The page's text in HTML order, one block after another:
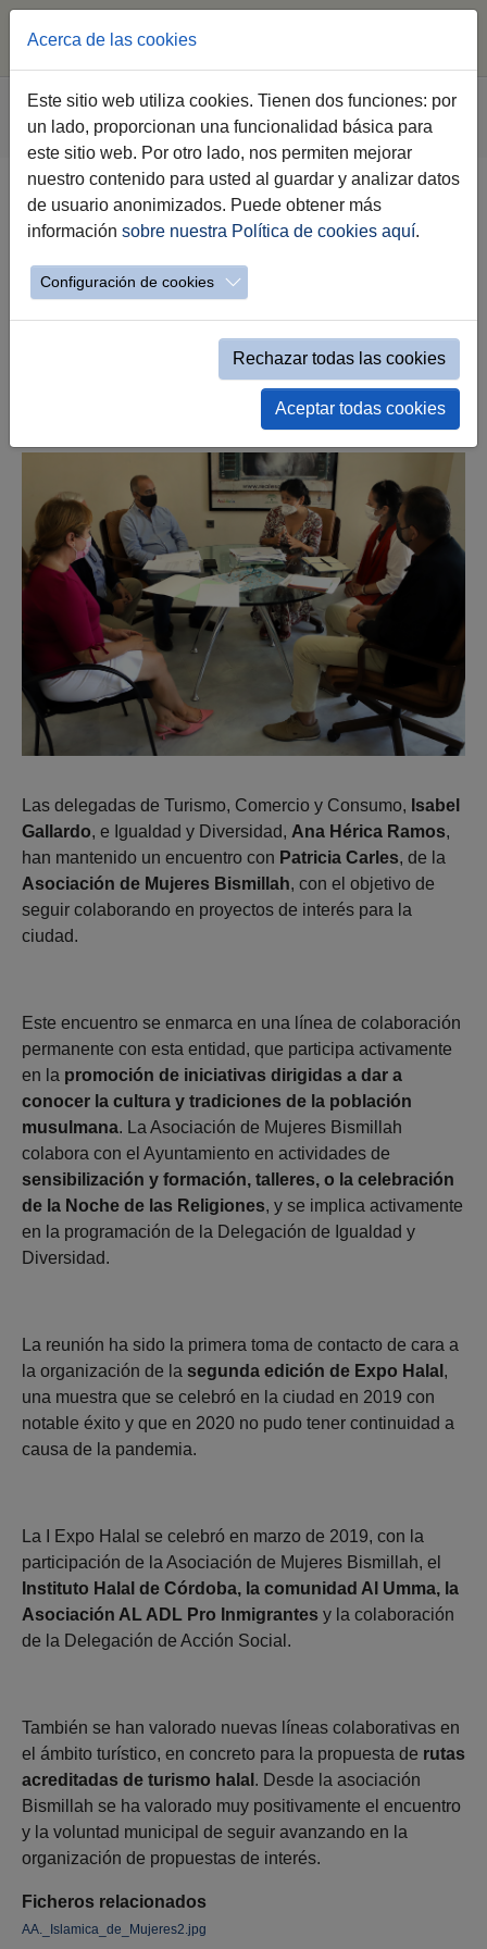
Saltar al contenido principal
Estás aquí:
Jerez.es Webs Municipales
Sala de Prensa
Nota de Prensa
El Ayuntamiento de Jerez y la
asociación de mujeres Bismillah
plantean nuevas líneas de
Ficheros relacionados
AA._Islamica_de_Mujeres2.jpg
Las delegadas de Turismo, Comercio y Consumo, Isabel
Gallardo, e Igualdad y Diversidad, Ana Hérica Ramos,
han mantenido un encuentro con Patricia Carles, de la
Asociación de Mujeres Bismillah, con el objetivo de
seguir colaborando en proyectos de interés para la
ciudad.
Este encuentro se enmarca en una línea de colaboración
permanente con esta entidad, que participa activamente
en la promoción de iniciativas dirigidas a dar a
conocer la cultura y tradiciones de la población
musulmana. La Asociación de Mujeres Bismillah
colabora con el Ayuntamiento en actividades de
sensibilización y formación, talleres, o la celebración
de la Noche de las Religiones, y se implica activamente
en la programación de la Delegación de Igualdad y
Diversidad.
La reunión ha sido la primera toma de contacto de cara a
la organización de la segunda edición de Expo Halal ,
una muestra que se celebró en la ciudad en 2019 con
notable éxito y que en 2020 no pudo tener continuidad a
causa de la pandemia.
La I Expo Halal se celebró en marzo de 2019, con la
participación de la Asociación de Mujeres Bismillah, el
Instituto Halal de Córdoba, la comunidad Al Umma, la
Asociación AL ADL Pro Inmigrantes y la colaboración
de la Delegación de Acción Social.
También se han valorado nuevas líneas colaborativas en
el ámbito turístico, en concreto para la propuesta de rutas
acreditadas de turismo halal . Desde la asociación
Bismillah se ha valorado muy positivamente el encuentro
y la voluntad municipal de seguir avanzando en la
organización de propuestas de interés.
Acerca de las cookies
Este sitio web utiliza cookies. Tienen dos funciones: por
un lado, proporcionan una funcionalidad básica para
este sitio web. Por otro lado, nos permiten mejorar
nuestro contenido para usted al guardar y analizar datos
de usuario anonimizados. Puede obtener más
información sobre nuestra Política de cookies aquí.
Configuración de cookies
Rechazar todas las cookies
Aceptar todas cookies